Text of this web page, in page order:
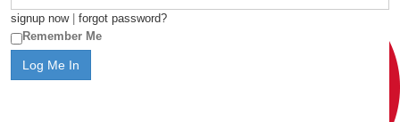
signup now| forgot password?
Remember Me